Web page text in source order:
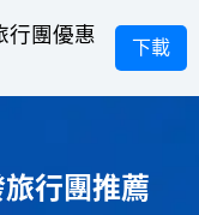
行團優惠
下載
行團推薦